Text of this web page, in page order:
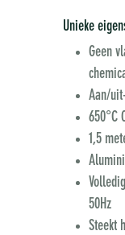
Unieke
Geen
Aan/
650°C
1,5
50Hz
Steekt